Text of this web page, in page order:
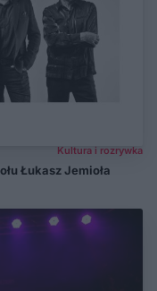
Kultura i rozrywka
Łukasz Jemioła